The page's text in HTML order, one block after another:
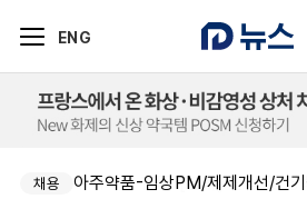
ENG
채용 주식회사 한독-[한독] 신입 및 경
채용 아주약품-임상PM/제제개선/건